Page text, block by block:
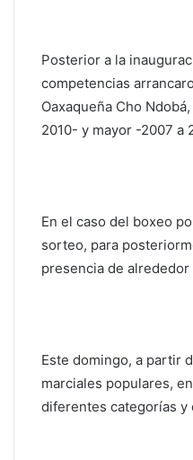
Posterior a la
competencias
Oaxaqueña Cho
2010- y mayor -2007 a
En el caso del boxeo
sorteo, para
presencia de
Este domingo, a partir
marciales populares,
diferentes categorías y